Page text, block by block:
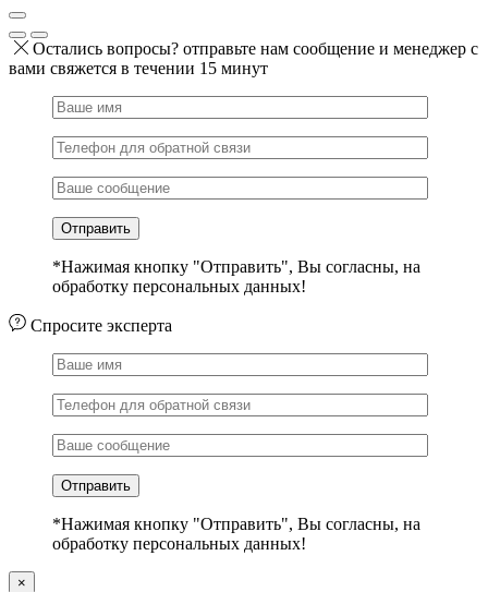
Остались вопросы? отправьте нам сообщение и менеджер с
вами свяжется в течении 15 минут
*Нажимая кнопку "Отправить", Вы согласны, на
обработку персональных данных!
Спросите эксперта
*Нажимая кнопку "Отправить", Вы согласны, на
обработку персональных данных!
×